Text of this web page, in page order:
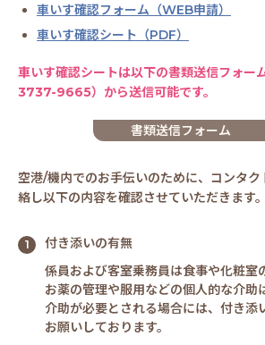
車いす確認フォーム（WEB申請）
車いす確認シート（PDF）
車いす確認シートは以下の書類送信フォ
3737-9665）から送信可能です。
書類送信フォーム
空港/機内でのお手伝いのために、コンタ
絡し以下の内容を確認させていただきます。
付き添いの有無
係員および客室乗務員は食事や化粧室
お薬の管理や服用などの個人的な介助
介助が必要とされる場合には、付き添
お願いしております。